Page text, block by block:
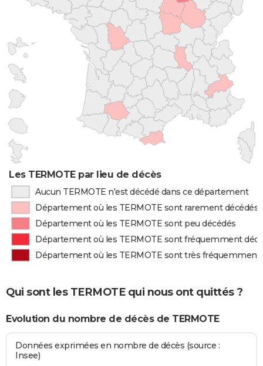
Les TERMOTE par lieu de décès
Aucun TERMOTE n'est décédé dans ce département
Département où les TERMOTE sont rarement décédés
Département où les TERMOTE sont peu décédés
Département où les TERMOTE sont fréquemment
Département où les TERMOTE sont très fréquemment
Qui sont les TERMOTE qui nous ont quittés ?
Evolution du nombre de décès de TERMOTE
Données exprimées en nombre de décès (source :
Insee)